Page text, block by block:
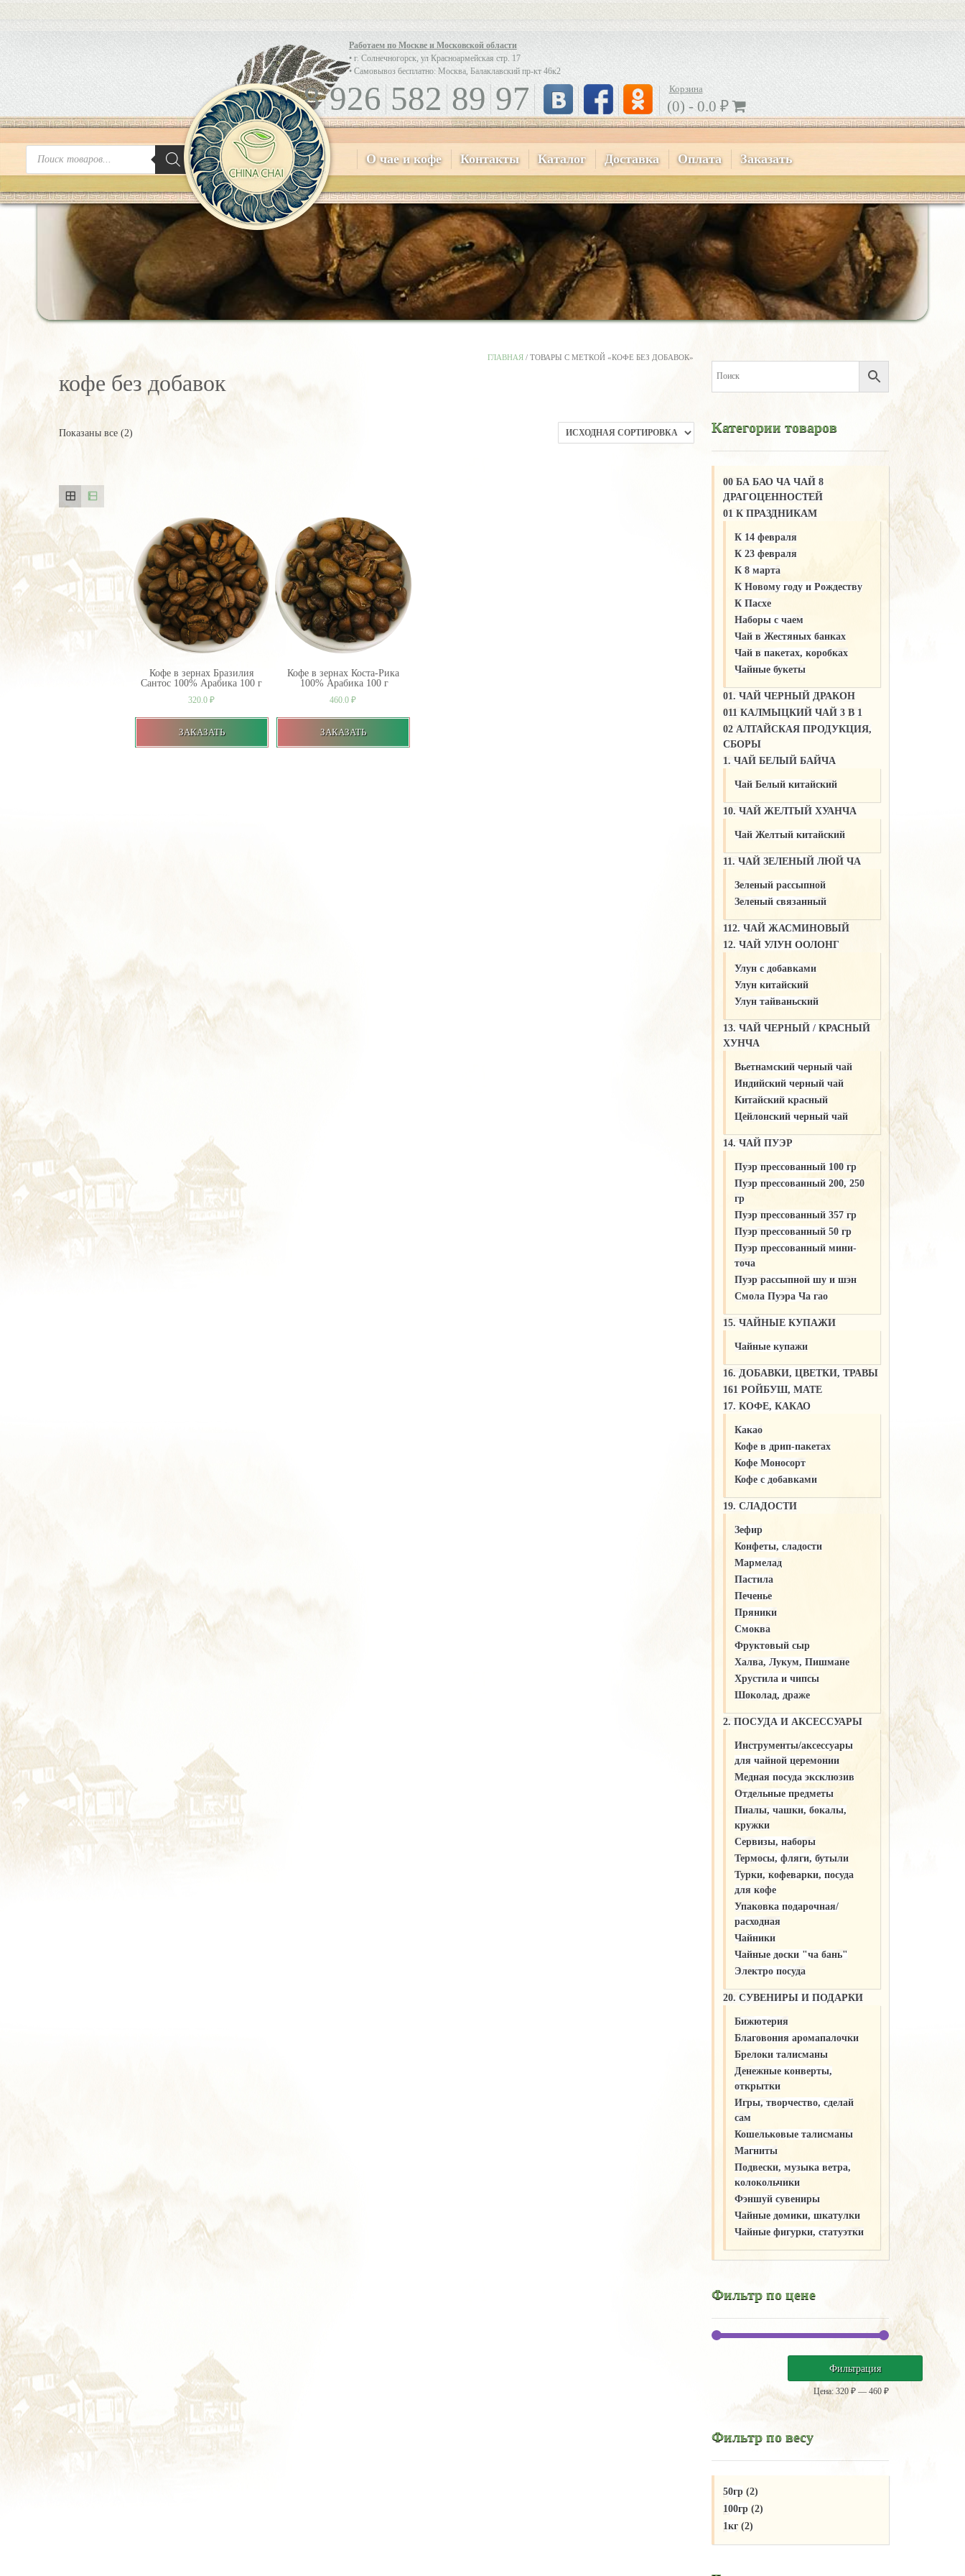
О чае и кофе Контакты Каталог Доставка Оплата Заказать
Работаем по Москве и Московской области
• г. Солнечногорск, ул Красноармейская стр. 17
• Самовывоз бесплатно: Москва, Балаклавский пр-кт 46к2
8 926 582 89 97 Корзина
(0) -0.0 ₽
Поиск
товаров
ГЛАВНАЯ/ ТОВАРЫ С МЕТКОЙ «КОФЕ БЕЗ ДОБАВОК»
кофе без добавок
Показаны все (2)
Кофе в зернах Бразилия
Сантос 100% Арабика 100 г
320.0₽
ЗАКАЗАТЬ
Кофе в зернах Коста-Рика
100% Арабика 100 г
460.0₽
ЗАКАЗАТЬ
Категории товаров
00 БА БАО ЧА ЧАЙ 8
ДРАГОЦЕННОСТЕЙ
01 К ПРАЗДНИКАМ
К 14 февраля
К 23 февраля
К 8 марта
К Новому году и Рождеству
К Пасхе
Наборы с чаем
Чай в Жестяных банках
Чай в пакетах, коробках
Чайные букеты
01. ЧАЙ ЧЕРНЫЙ ДРАКОН
011 КАЛМЫЦКИЙ ЧАЙ 3 В 1
02 АЛТАЙСКАЯ ПРОДУКЦИЯ,
СБОРЫ
1. ЧАЙ БЕЛЫЙ БАЙЧА
Чай Белый китайский
10. ЧАЙ ЖЕЛТЫЙ ХУАНЧА
Чай Желтый китайский
11. ЧАЙ ЗЕЛЕНЫЙ ЛЮЙ ЧА
Зеленый рассыпной
Зеленый связанный
112. ЧАЙ ЖАСМИНОВЫЙ
12. ЧАЙ УЛУН ООЛОНГ
Улун c добавками
Улун китайский
Улун тайваньский
13. ЧАЙ ЧЕРНЫЙ / КРАСНЫЙ
ХУНЧА
Вьетнамский черный чай
Индийский черный чай
Китайский красный
Цейлонский черный чай
14. ЧАЙ ПУЭР
Пуэр прессованный 100 гр
Пуэр прессованный 200, 250
гр
Пуэр прессованный 357 гр
Пуэр прессованный 50 гр
Пуэр прессованный мини-
точа
Пуэр рассыпной шу и шэн
Смола Пуэра Ча гао
15. ЧАЙНЫЕ КУПАЖИ
Чайные купажи
16. ДОБАВКИ, ЦВЕТКИ, ТРАВЫ
161 РОЙБУШ, МАТЕ
17. КОФЕ, КАКАО
Какао
Кофе в дрип-пакетах
Кофе Моносорт
Кофе с добавками
19. СЛАДОСТИ
Зефир
Конфеты, сладости
Мармелад
Пастила
Печенье
Пряники
Смоква
Фруктовый сыр
Халва, Лукум, Пишмане
Хрустила и чипсы
Шоколад, драже
2. ПОСУДА И АКСЕССУАРЫ
Инструменты/аксессуары
для чайной церемонии
Медная посуда эксклюзив
Отдельные предметы
Пиалы, чашки, бокалы,
кружки
Сервизы, наборы
Термосы, фляги, бутыли
Турки, кофеварки, посуда
для кофе
Упаковка подарочная/
расходная
Чайники
Чайные доски "ча бань"
Электро посуда
20. СУВЕНИРЫ И ПОДАРКИ
Бижютерия
Благовония аромапалочки
Брелоки талисманы
Денежные конверты,
открытки
Игры, творчество, сделай
сам
Кошельковые талисманы
Магниты
Подвески, музыка ветра,
колокольчики
Фэншуй сувениры
Чайные домики, шкатулки
Чайные фигурки, статуэтки
Фильтр по цене
Минимальная
Максимальная
Фильтрация
Цена:320 ₽ —460 ₽
Фильтр по весу
50гр (2)
100гр (2)
1кг (2)